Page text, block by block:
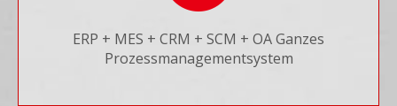
ERP + MES + CRM + SCM + OA Ganzes
Prozessmanagementsystem